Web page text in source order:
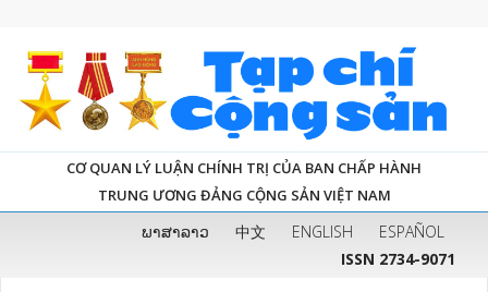
CƠ QUAN LÝ LUẬN CHÍNH TRỊ CỦA BAN CHẤP HÀNH
TRUNG ƯƠNG ĐẢNG CỘNG SẢN VIỆT NAM
ພາສາລາວ 中文 ENGLISH
ESPAÑOL
ISSN 2734-9071